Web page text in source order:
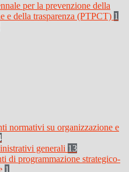
per la prevenzione della
e della trasparenza (PTPCT) 1
normativi su organizzazione e
generali 13
di programmazione strategico-
1